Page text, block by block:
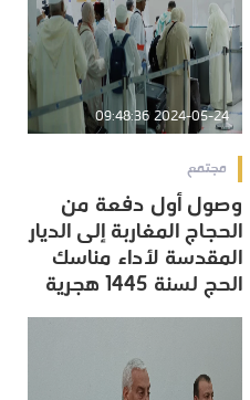
2024-05-24 09:48:36
مجتمع
وصول أول دفعة من
الحجاج المغاربة إلى الديار
المقدسة لأداء مناسك
الحج لسنة 1445 هجرية